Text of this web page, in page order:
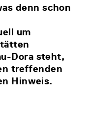
denn schon
um
Dora steht,
treffenden
Hinweis.